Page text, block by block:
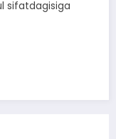
sifatdagisiga